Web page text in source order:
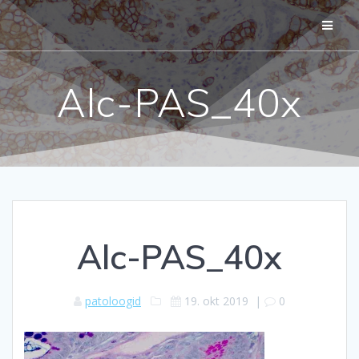
Skip
to
content
Alc-PAS_40x
Alc-PAS_40x
patoloogid 19. okt 2019 | 0